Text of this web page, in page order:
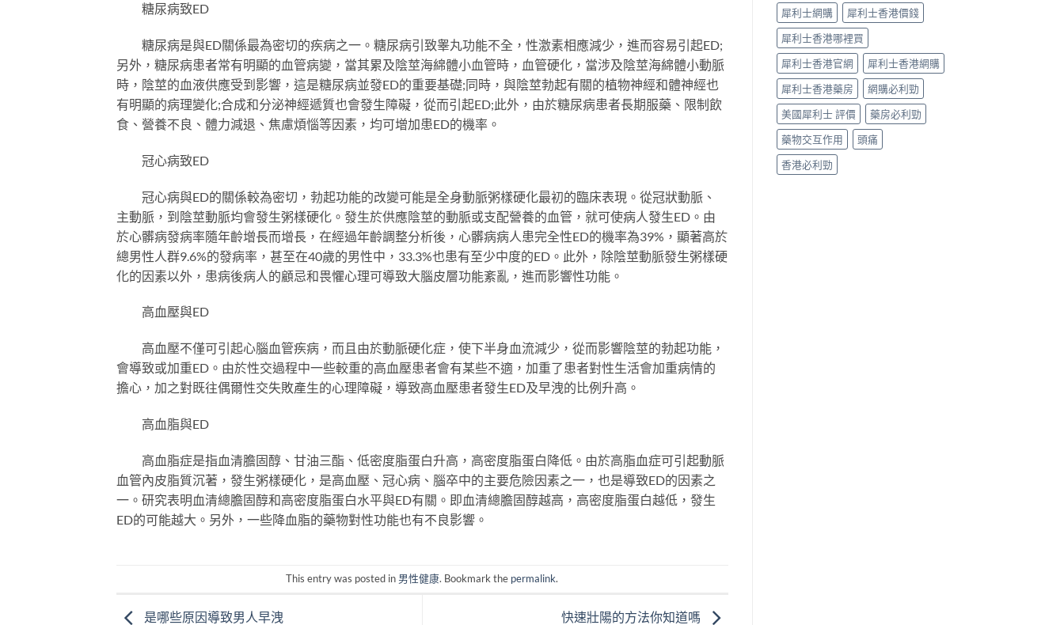
糖尿病致ED
糖尿病是與ED關係最為密切的疾病之一。糖尿病引致睾丸功能不全，性激素相應減少，進而容易引起ED;
另外，糖尿病患者常有明顯的血管病變，當其累及陰莖海綿體小血管時，血管硬化，當涉及陰莖海綿體小動脈
時，陰莖的血液供應受到影響，這是糖尿病並發ED的重要基礎;同時，與陰莖勃起有關的植物神經和體神經也
有明顯的病理變化;合成和分泌神經遞質也會發生障礙，從而引起ED;此外，由於糖尿病患者長期服藥、限制飲
食、營養不良、體力減退、焦慮煩惱等因素，均可增加患ED的機率。
冠心病致ED
冠心病與ED的關係較為密切，勃起功能的改變可能是全身動脈粥樣硬化最初的臨床表現。從冠狀動脈、
主動脈，到陰莖動脈均會發生粥樣硬化。發生於供應陰莖的動脈或支配營養的血管，就可使病人發生ED。由
於心髒病發病率隨年齡增長而增長，在經過年齡調整分析後，心髒病病人患完全性ED的機率為39%，顯著高於
總男性人群9.6%的發病率，甚至在40歲的男性中，33.3%也患有至少中度的ED。此外，除陰莖動脈發生粥樣硬
化的因素以外，患病後病人的顧忌和畏懼心理可導致大腦皮層功能紊亂，進而影響性功能。
高血壓與ED
高血壓不僅可引起心腦血管疾病，而且由於動脈硬化症，使下半身血流減少，從而影響陰莖的勃起功能，
會導致或加重ED。由於性交過程中一些較重的高血壓患者會有某些不適，加重了患者對性生活會加重病情的
擔心，加之對既往偶爾性交失敗產生的心理障礙，導致高血壓患者發生ED及早洩的比例升高。
高血脂與ED
高血脂症是指血清膽固醇、甘油三酯、低密度脂蛋白升高，高密度脂蛋白降低。由於高脂血症可引起動脈
血管內皮脂質沉著，發生粥樣硬化，是高血壓、冠心病、腦卒中的主要危險因素之一，也是導致ED的因素之
一。研究表明血清總膽固醇和高密度脂蛋白水平與ED有關。即血清總膽固醇越高，高密度脂蛋白越低，發生
ED的可能越大。另外，一些降血脂的藥物對性功能也有不良影響。
This entry was posted in 男性健康. Bookmark the permalink.
是哪些原因導致男人早洩 快速壯陽的方法你知道嗎
犀利士網購
犀利士香港價錢
犀利士香港哪裡買
犀利士香港官網
犀利士香港網購
犀利士香港藥房
網購必利勁
美國犀利士 評價
藥房必利勁
藥物交互作用
頭痛
香港必利勁